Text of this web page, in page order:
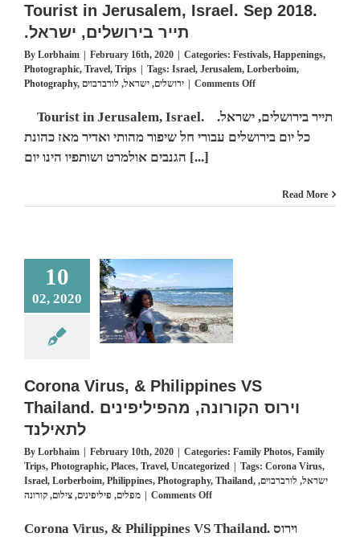
Travel
Trips
Tourist in Jerusalem, Israel. Sep 2018.
.תייר בירושלים, ישראל
By Lorbhaim | February 16th, 2020 | Categories: Festivals, Happenings,
Photographic, Travel, Trips | Tags: Israel, Jerusalem, Lorberboim,
Photography, ירושלים, ישראל, לורברבוים | Comments Offon
in
Jerusalem,
Israel.
בירושלים,
Tourist in Jerusalem, Israel. .תייר בירושלים, ישראל
כל יום בירושלים עבורי חל שיפור מהותי ואדיר מאז כהונת
הגנבים אולמרט ושותפיו הינו יום [...]
Read More
10
02, 2020
Philippines VS
מהפיליפינים
Family
Photographic
Corona Virus, & Philippines VS
Thailand. וירוס הקורונה, מהפיליפינים
לתאילנד
By Lorbhaim | February 10th, 2020 | Categories: Family Photos, Family
Trips, Photographic, Places, Travel, Uncategorized | Tags: Corona Virus,
Israel, Lorberboim, Philippines, Photography, Thailand, ישראל, לורברבוים,
מפלים, פיליפינים, צילום, קורונה | Comments Offon
Virus,
Corona Virus, & Philippines VS Thailand. וירוס